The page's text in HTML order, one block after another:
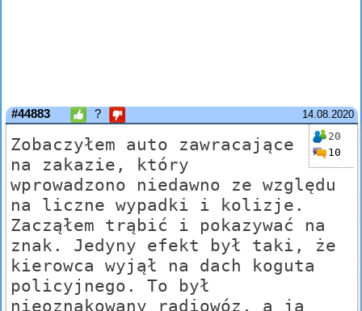
14.08.2020
#44883 ?
20
10
Zobaczyłem auto zawracające
na zakazie, który
wprowadzono niedawno ze względu
na liczne wypadki i kolizje.
Zacząłem trąbić i pokazywać na
znak. Jedyny efekt był taki, że
kierowca wyjął na dach koguta
policyjnego. To był
nieoznakowany radiowóz, a ja